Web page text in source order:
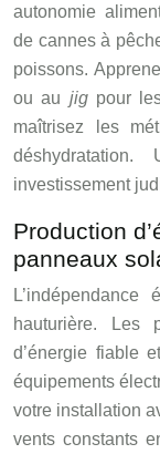
autonomie
de cannes à
poissons.
ou au jig pour
maîtrisez les
investissement
Production
panneaux
hauturière. Les
d’énergie fiable
équipements
votre installation
vents constants